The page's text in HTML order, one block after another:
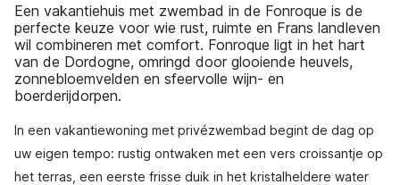
Een vakantiehuis met zwembad in de Fonroque is de
perfecte keuze voor wie rust, ruimte en Frans landleven
wil combineren met comfort. Fonroque ligt in het hart
van de Dordogne, omringd door glooiende heuvels,
zonnebloemvelden en sfeervolle wijn- en
boerderijdorpen.
In een vakantiewoning met privézwembad begint de dag op
uw eigen tempo: rustig ontwaken met een vers croissantje op
het terras, een eerste frisse duik in het kristalheldere water